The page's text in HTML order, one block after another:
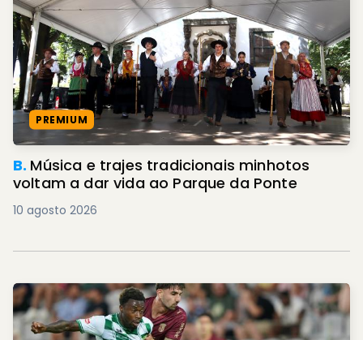
PREMIUM
B. Música e trajes tradicionais minhotos
voltam a dar vida ao Parque da Ponte
10 agosto 2026